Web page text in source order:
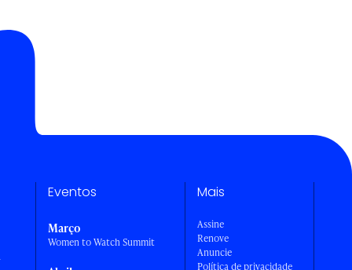
Eventos
Março
Women to Watch Summit
Mais
Assine
Renove
Anuncie
Política de privacidade